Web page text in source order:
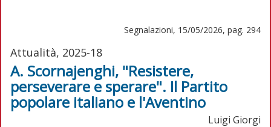
Segnalazioni, 15/05/2026, pag. 294
Attualità, 2025-18
A. Scornajenghi, "Resistere,
perseverare e sperare". Il Partito
popolare italiano e l'Aventino
Luigi Giorgi